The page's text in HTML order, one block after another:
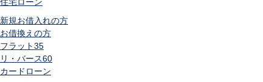
新規お借入れの方
お借換えの方
フラット35
リ・バース60
カードローン